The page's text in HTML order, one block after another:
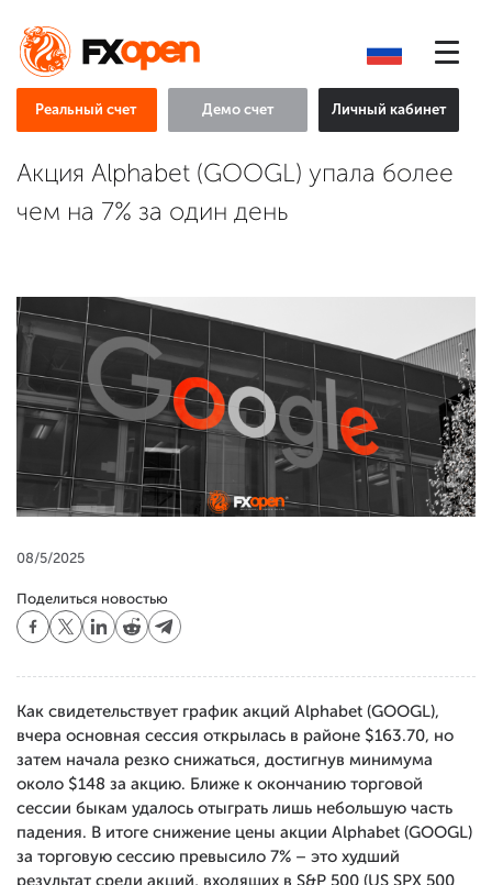
Реальный счет Демо счет Личный кабинет
Акция Alphabet (GOOGL) упала более
чем на 7% за один день
08/5/2025
Поделиться новостью
Как свидетельствует график акций Alphabet (GOOGL),
вчера основная сессия открылась в районе $163.70, но
затем начала резко снижаться, достигнув минимума
около $148 за акцию. Ближе к окончанию торговой
сессии быкам удалось отыграть лишь небольшую часть
падения. В итоге снижение цены акции Alphabet (GOOGL)
за торговую сессию превысило 7% – это худший
результат среди акций, входящих в S&P 500 (US SPX 500